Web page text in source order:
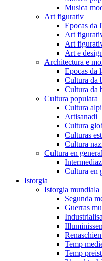
Musica
Art figurativ
Epocas da
Art
Art
Art e
Architectura e
Epocas da
Cultura da
Cultura da
Cultura populara
Cultura
Artisanadi
Cultura
Culturas
Cultura
Cultura en
Cultura en
Istorgia
Istorgia mundiala
Segunda
Guerras
Temp
Temp